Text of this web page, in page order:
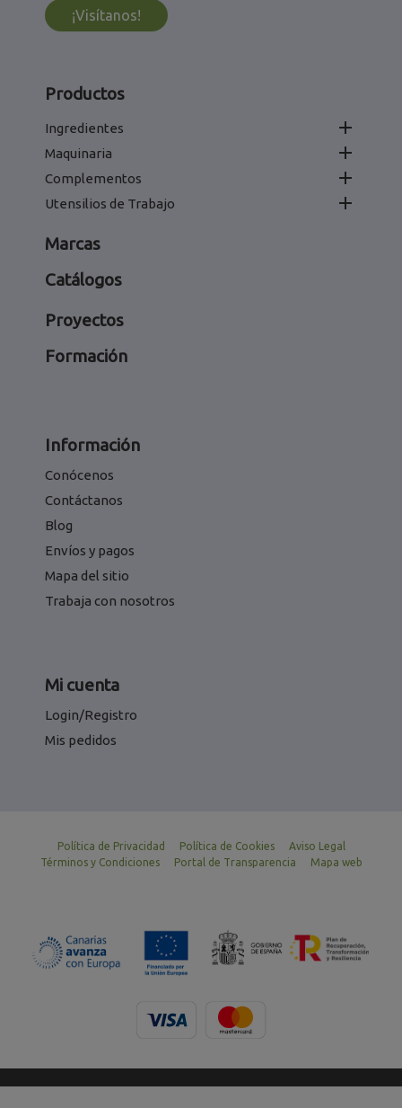
¡Visítanos!
Productos
Ingredientes 
Maquinaria 
Complementos 
Utensilios de Trabajo 
Marcas
Catálogos
Proyectos
Formación
Información
Conócenos
Contáctanos
Blog
Envíos y pagos
Mapa del sitio
Trabaja con nosotros
Mi cuenta
Login/Registro
Mis pedidos
Política de Privacidad Política de Cookies
Aviso Legal
Términos y Condiciones
Portal de Transparencia Mapa web